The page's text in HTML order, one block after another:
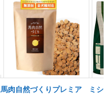
馬肉自然づくりプレミア
ミシ